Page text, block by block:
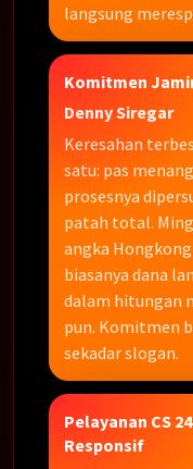
langsung
Komitmen
Denny Siregar
Keresahan
satu: pas
prosesnya
patah total.
angka
biasanya dana
dalam hitungan
pun. Komitmen
sekadar slogan.
Pelayanan CS
Responsif